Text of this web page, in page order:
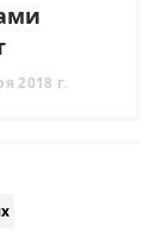
2018 г.